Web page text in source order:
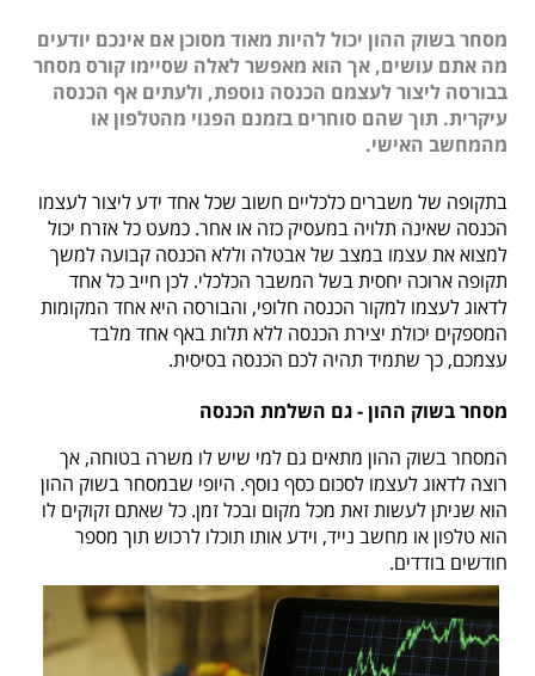
מסחר בשוק ההון יכול להיות מאוד מסוכן אם אינכם יודעים
מה אתם עושים, אך הוא מאפשר לאלה שסיימו קורס מסחר
בבורסה ליצור לעצמם הכנסה נוספת, ולעתים אף הכנסה
עיקרית. תוך שהם סוחרים בזמנם הפנוי מהטלפון או
מהמחשב האישי.
בתקופה של משברים כלכליים חשוב שכל אחד ידע ליצור לעצמו
הכנסה שאינה תלויה במעסיק כזה או אחר. כמעט כל אזרח יכול
למצוא את עצמו במצב של אבטלה וללא הכנסה קבועה למשך
תקופה ארוכה יחסית בשל המשבר הכלכלי. לכן חייב כל אחד
לדאוג לעצמו למקור הכנסה חלופי, והבורסה היא אחד המקומות
המספקים יכולת יצירת הכנסה ללא תלות באף אחד מלבד
עצמכם, כך שתמיד תהיה לכם הכנסה בסיסית.
מסחר בשוק ההון - גם השלמת הכנסה
המסחר בשוק ההון מתאים גם למי שיש לו משרה בטוחה, אך
רוצה לדאוג לעצמו לסכום כסף נוסף. היופי שבמסחר בשוק ההון
הוא שניתן לעשות זאת מכל מקום ובכל זמן. כל שאתם זקוקים לו
הוא טלפון או מחשב נייד, וידע אותו תוכלו לרכוש תוך מספר
חודשים בודדים.